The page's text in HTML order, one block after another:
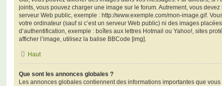
joints, vous pouvez charger une image sur le forum. Autrement, vous
serveur Web public, exemple : http://www.exemple.com/mon-image.gif.
votre ordinateur (sauf si c’est un serveur Web public) ni des images
d’authentification, exemple : boîtes aux lettres Hotmail ou Yahoo!, sites
afficher l’image, utilisez la balise BBCode [img].
Haut
Que sont les annonces globales ?
Les annonces globales contiennent des informations importantes que